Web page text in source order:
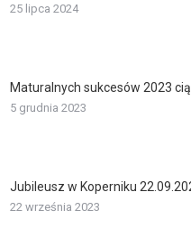
25 lipca 2024
Maturalnych sukcesów 2023
5 grudnia 2023
Jubileusz w Koperniku
22 września 2023